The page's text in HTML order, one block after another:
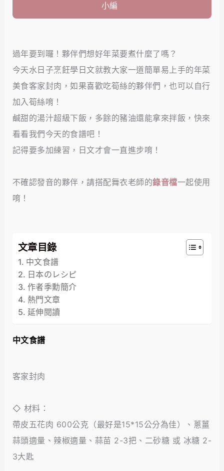
小編
過年要到囉！夥伴們想好年菜要煮什麼了嗎？
今天水日子烹飪學日文就教大家一道簡單易上手的年菜
美食客家封肉，如果喜歡吃筍絲的夥伴們，也可以自行
加入筍絲唷！
鹹甜的湯汁超級下飯，多餘的豬油還能拿來拌飯，快來
看看我們今天的食譜吧！
記得要多加練習，日文才會一直進步唷！
不確認發音的夥伴，請搭配舞衣老師的錄音檔一起使用
唷！
文章目錄
中文食譜
日本のレシピ
作者季勳簡介
熱門文章
延伸閱讀
中文食譜
客家封肉
◇ 材料：
帶皮五花肉 600公克（最好是15*15公分為佳）
、 蔥薑
蒜頭適量 、辣椒適量 、 蒜苗 2-3把 、 二砂糖 或 冰糖 2-
3大匙